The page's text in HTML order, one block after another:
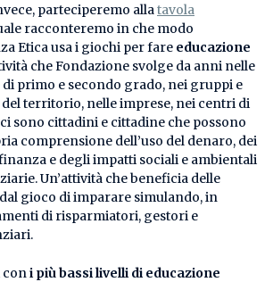
parteciperemo allatavola
racconteremo in che modo
Etica usa i giochi per fare educazione
che Fondazione svolge da anni nelle
primo e secondo grado, nei gruppi e
territorio, nelle imprese, nei centri di
sono cittadini e cittadine che possono
comprensione dell’uso del denaro, dei
e degli impatti sociali e ambientali
Un’attività che beneficia delle
gioco di imparare simulando, in
di risparmiatori, gestori e
coni più bassi livelli di educazione